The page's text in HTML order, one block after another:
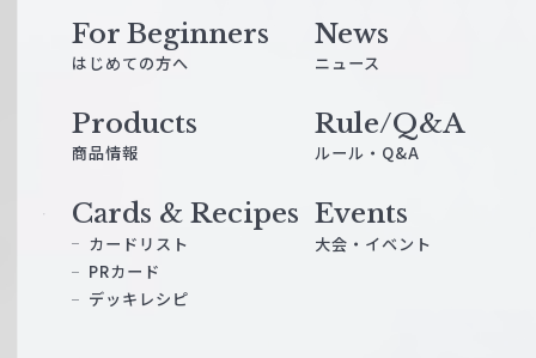
For Beginners
はじめての方へ
News
ニュース
Products
商品情報
Cards & Recipes
カードリスト
PRカード
デッキレシピ
Events
大会・イベント
Rule/Q&A
ルール・Q&A